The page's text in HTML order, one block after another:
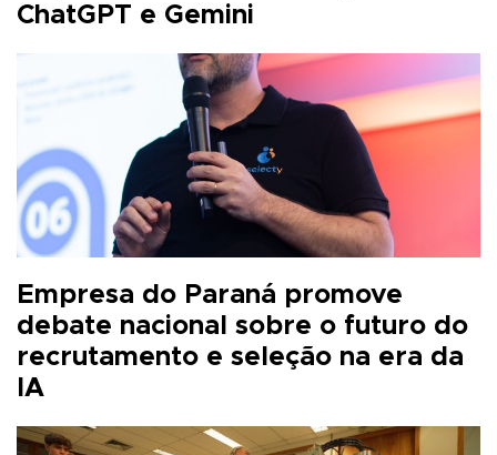
ChatGPT e Gemini
Empresa do Paraná promove
debate nacional sobre o futuro do
recrutamento e seleção na era da
IA